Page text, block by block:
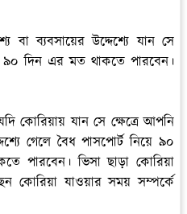
বা ব্যবসায়ের উদ্দেশ্যে যান সে
৯০ দিন এর মত থাকতে পারবেন।
কোরিয়ায় যান সে ক্ষেত্রে আপনি
গেলে বৈধ পাসপোর্ট নিয়ে ৯০
পারবেন। ভিসা ছাড়া কোরিয়া
কোরিয়া যাওয়ার সময় সম্পর্কে